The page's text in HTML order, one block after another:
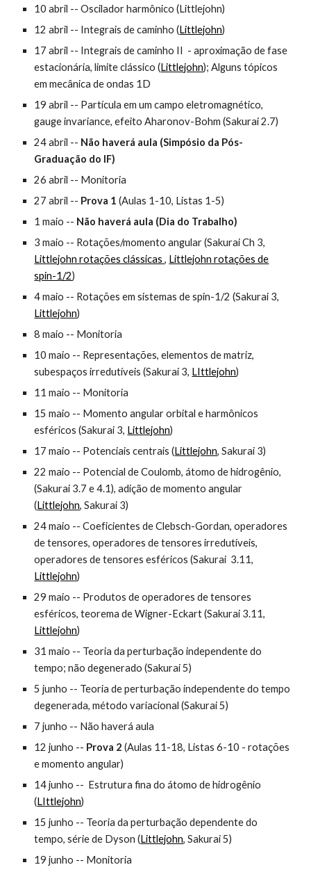
10 abril -- Oscilador harmônico (Littlejohn)
12 abril -- Integrais de caminho (Littlejohn)
17 abril -- Integrais de caminho II -aproximação de fase
estacionária,limite clássico (Littlejohn);Alguns tópicos
em mecânica de ondas 1D
19 abril -- Partícula em um campo eletromagnético,
gauge invariance, efeito Aharonov-Bohm (Sakurai 2.7)
24 abril -- Não haverá aula (Simpósio da Pós-
Graduação do IF)
26 abril -- Monitoria
27 abril -- Prova 1 (Aulas 1-10, Listas 1-5)
1 maio -- Não haverá aula (Dia do Trabalho)
3 maio -- Rotações/momento angular(Sakurai Ch 3,
Littlejohn rotações clássicas, Littlejohn rotações de
spin-1/2)
4 maio -- Rotações em sistemas de spin-1/2 (Sakurai 3,
Littlejohn)
8 maio -- Monitoria
10 maio -- Representações, elementos de matriz,
subespaços irredutíveis (Sakurai 3, LIttlejohn)
11 maio -- Monitoria
15 maio -- Momento angular orbital e harmônicos
esféricos (Sakurai 3, Littlejohn)
17 maio -- Potenciais centrais (Littlejohn, Sakurai 3)
22 maio -- Potencial de Coulomb, átomo de hidrogênio,
(Sakurai 3.7e4.1),adição de momento angular
(Littlejohn, Sakurai 3)
24 maio -- Coeficientes de Clebsch-Gordan, operadores
de tensores, operadores de tensores irredutíveis,
operadores de tensores esféricos (Sakurai 3.11,
Littlejohn)
29 maio -- Produtos de operadores de tensores
esféricos, teorema de Wigner-Eckart(Sakurai 3.11,
Littlejohn)
31 maio -- Teoria da perturbação independente do
tempo; não degenerado (Sakurai 5)
5 junho -- Teoria de perturbação independente do tempo
degenerada, método variacional (Sakurai 5)
7 junho -- Não haverá aula
12 junho -- Prova 2 (Aulas 11-18, Listas 6-10 - rotações
e momento angular)
14 junho -- Estrutura fina do átomo de hidrogênio
(LIttlejohn)
15 junho -- Teoria da perturbação dependente do
tempo, série de Dyson (Littlejohn, Sakurai 5)
19 junho -- Monitoria